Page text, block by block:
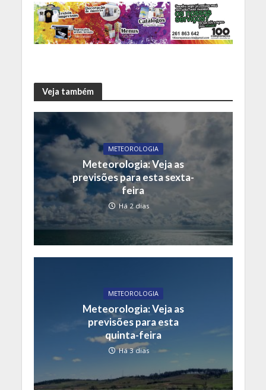
Veja também
METEOROLOGIA
Meteorologia: Veja as
previsões para esta sexta-
feira
Há 2 dias
METEOROLOGIA
Meteorologia: Veja as
previsões para esta
quinta-feira
Há 3 dias